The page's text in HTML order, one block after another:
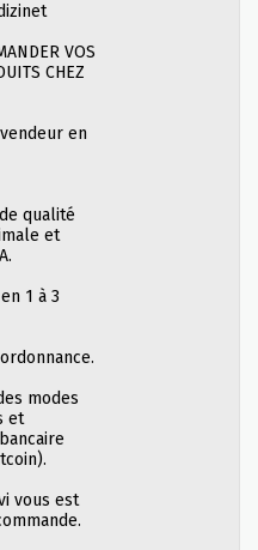
VOS
CHEZ
en
qualité
et
1 à 3
modes
et
vous est